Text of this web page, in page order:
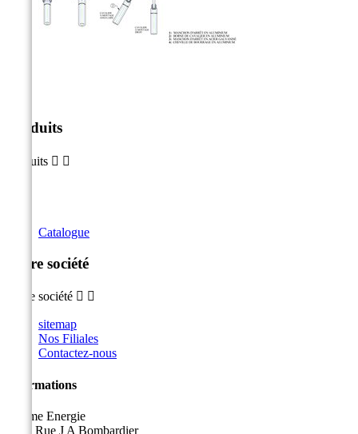
Produits
Produits  
Catalogue
Notre société
Notre société  
sitemap
Nos Filiales
Contactez-nous
Informations
Sicame Energie
5400 Rue J A Bombardier